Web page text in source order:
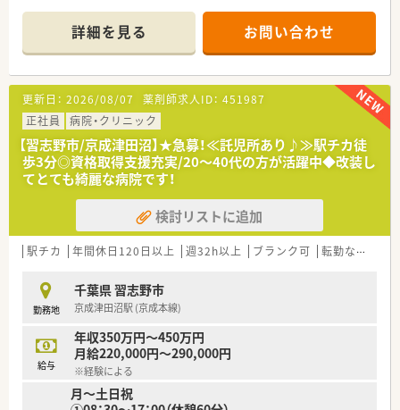
詳細を見る お問い合わせ
更新日： 2026/08/07 薬剤師求人ID： 451987
正社員
病院・クリニック
【習志野市/京成津田沼】★急募！≪託児所あり♪≫駅チカ徒
歩3分◎資格取得支援充実/20～40代の方が活躍中◆改装し
てとても綺麗な病院です！
検討リストに追加
駅チカ 年間休日120日以上 週32h以上 ブランク可 転勤なし
勤務地
千葉県 習志野市
京成津田沼駅 (京成本線)
給与
年収350万円～450万円
月給220,000円～290,000円
※経験による
月～土日祝